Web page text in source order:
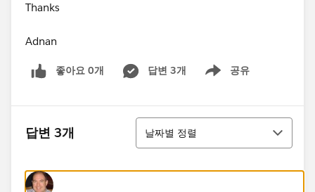
Thanks
Adnan
좋아요 0개 답변 3개 공유
Show menu
답변 3개
정렬
날짜별 정렬